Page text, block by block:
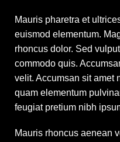
Mauris pharetra et
euismod elementum.
rhoncus dolor. Sed
commodo quis.
velit. Accumsan sit amet
quam elementum
feugiat pretium nibh
Mauris rhoncus aenean